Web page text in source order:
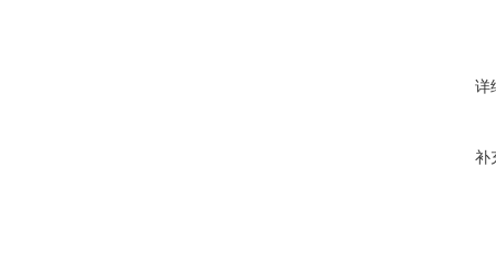
详
补